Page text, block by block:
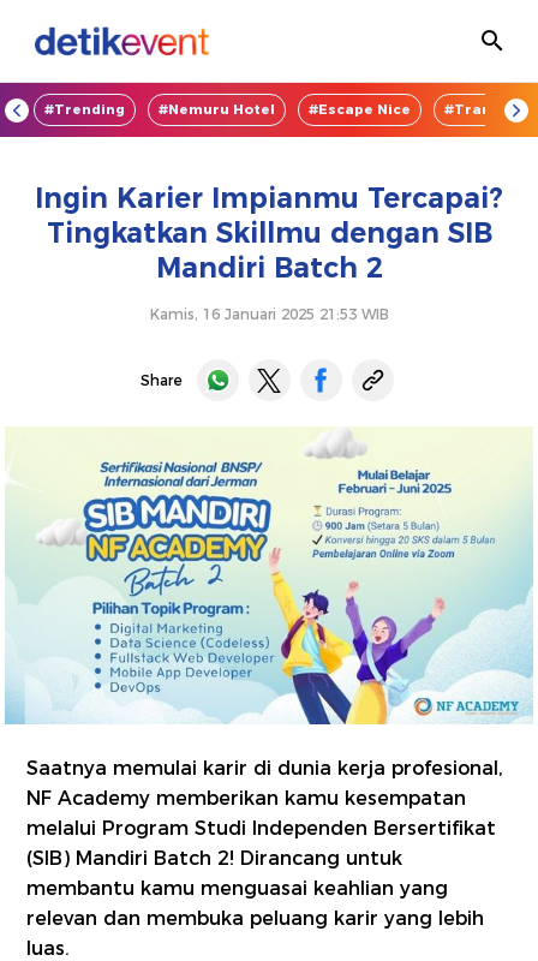
#Trending #Nemuru Hotel #Escape Nice
Ingin Karier Impianmu Tercapai?
Tingkatkan Skillmu dengan SIB
Mandiri Batch 2
Kamis, 16 Januari 2025 21:53 WIB
Share
Saatnya memulai karir di dunia kerja profesional,
NF Academy memberikan kamu kesempatan
melalui Program Studi Independen Bersertifikat
(SIB) Mandiri Batch 2! Dirancang untuk
membantu kamu menguasai keahlian yang
relevan dan membuka peluang karir yang lebih
luas.